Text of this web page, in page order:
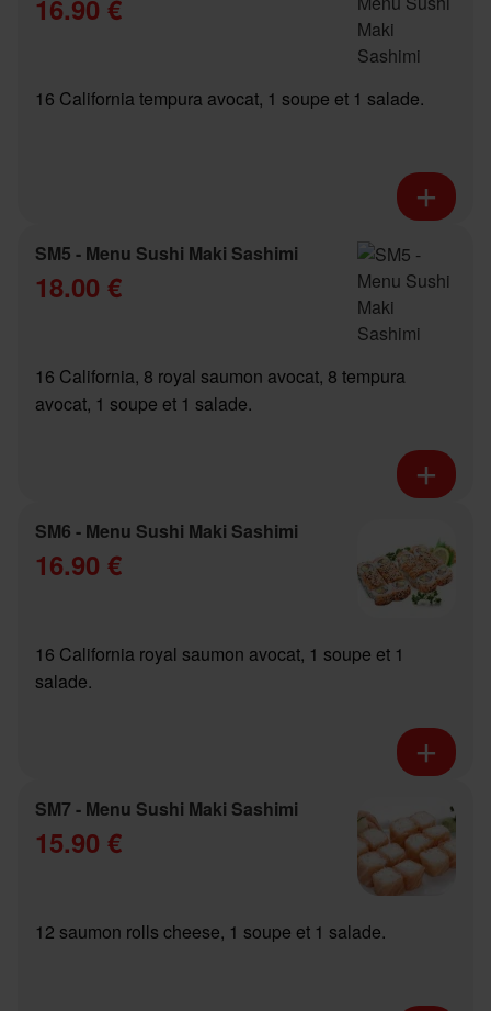
16.90 €
16 California tempura avocat, 1 soupe et 1 salade.
SM5 - Menu Sushi Maki Sashimi
18.00 €
16 California, 8 royal saumon avocat, 8 tempura
avocat, 1 soupe et 1 salade.
SM6 - Menu Sushi Maki Sashimi
16.90 €
16 California royal saumon avocat, 1 soupe et 1
salade.
SM7 - Menu Sushi Maki Sashimi
15.90 €
12 saumon rolls cheese, 1 soupe et 1 salade.